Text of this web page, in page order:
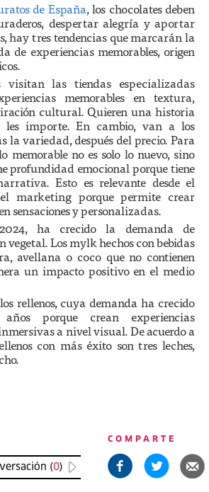
de España, los chocolates deben
despertar alegría y aportar
hay tres tendencias que marcarán la
de experiencias memorables, origen
visitan las tiendas especializadas
memorables en textura,
cultural. Quieren una historia
importe. En cambio, van a los
la variedad, después del precio. Para
memorable no es solo lo nuevo, sino
profundidad emocional porque tiene
Esto es relevante desde el
marketing porque permite crear
sensaciones y personalizadas.
ha crecido la demanda de
vegetal. Los mylk hechos con bebidas
avellana o coco que no contienen
un impacto positivo en el medio
rellenos, cuya demanda ha crecido
porque crean experiencias
a nivel visual. De acuerdo a
con más éxito son tres leches,
(0)
COMPARTE